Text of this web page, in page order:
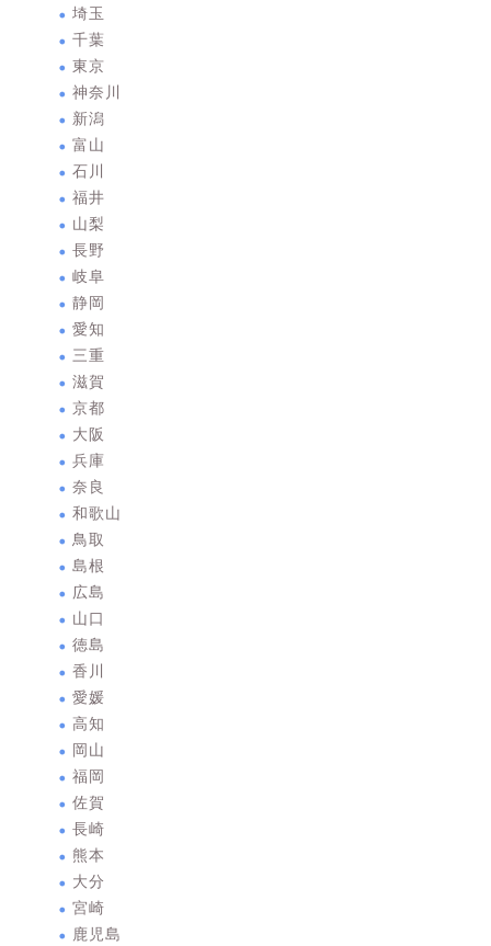
埼玉
千葉
東京
神奈川
新潟
富山
石川
福井
山梨
長野
岐阜
静岡
愛知
三重
滋賀
京都
大阪
兵庫
奈良
和歌山
鳥取
島根
広島
山口
徳島
香川
愛媛
高知
岡山
福岡
佐賀
長崎
熊本
大分
宮崎
鹿児島